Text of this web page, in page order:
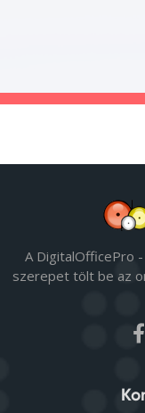
A DigitalOfficePro
szerepet tölt be az